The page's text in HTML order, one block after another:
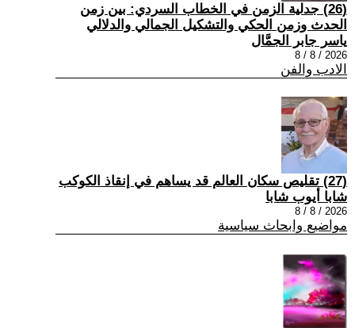
(26) جدلية الزمن في الخطاب السردي: بين زمن
الحدث وزمن الحكي والتشكيل الجمالي والدلالي
ياسر جابر الجمَّال
2026 / 8 / 8
الادب والفن
(27) تقليص سكان العالم قد يساهم في إنقاذ الكوكب
شابا أيوب شابا
2026 / 8 / 8
مواضيع وابحاث سياسية